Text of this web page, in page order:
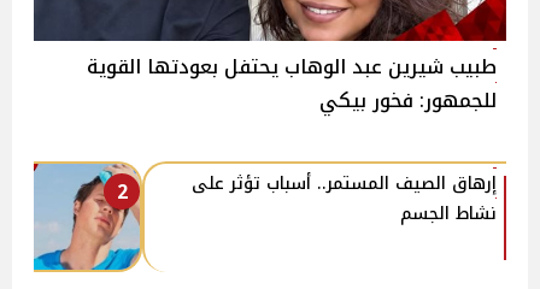
طبيب شيرين عبد الوهاب يحتفل بعودتها القوية
للجمهور: فخور بيكي
2
إرهاق الصيف المستمر.. أسباب تؤثر على
نشاط الجسم